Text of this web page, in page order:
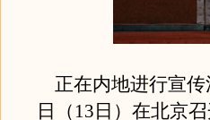
正在内地进行宣传
日（13日）在北京